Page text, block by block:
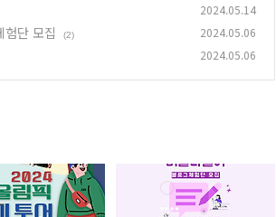
2024.05.14
단 모집 (2) 2024.05.06
2024.05.06